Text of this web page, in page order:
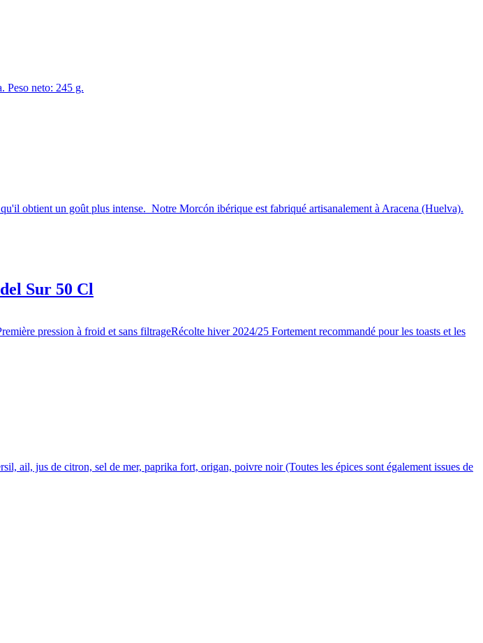
Peso neto: 245 g.
obtient un goût plus intense. Notre Morcón ibérique est fabriqué artisanalement à Aracena (Huelva).
Sur 50 Cl
pression à froid et sans filtrageRécolte hiver 2024/25 Fortement recommandé pour les toasts et les
jus de citron, sel de mer, paprika fort, origan, poivre noir (Toutes les épices sont également issues de